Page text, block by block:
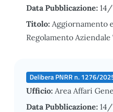
Data Pubblicazione:
Titolo: Aggiornamento
Regolamento Aziendale
Delibera PNRR n. 1276/
Ufficio: Area Affari
Data Pubblicazione: